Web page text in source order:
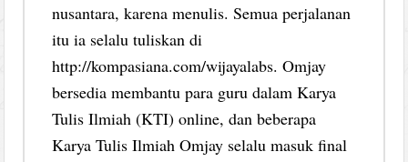
nusantara, karena menulis. Semua perjalanan
itu ia selalu tuliskan di
http://kompasiana.com/wijayalabs. Omjay
bersedia membantu para guru dalam Karya
Tulis Ilmiah (KTI) online, dan beberapa
Karya Tulis Ilmiah Omjay selalu masuk final